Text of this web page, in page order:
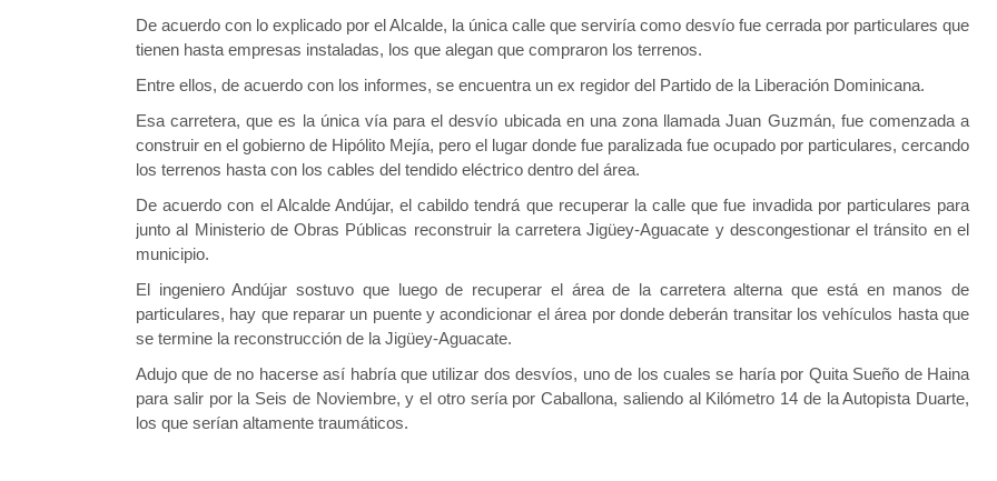
De acuerdo con lo explicado por el Alcalde, la única calle que serviría como desvío fue cerrada por particulares que
tienen hasta empresas instaladas, los que alegan que compraron los terrenos.
Entre ellos, de acuerdo con los informes, se encuentra un ex regidor del Partido de la Liberación Dominicana.
Esa carretera, que es la única vía para el desvío ubicada en una zona llamada Juan Guzmán, fue comenzada a
construir en el gobierno de Hipólito Mejía, pero el lugar donde fue paralizada fue ocupado por particulares, cercando
los terrenos hasta con los cables del tendido eléctrico dentro del área.
De acuerdo con el Alcalde Andújar, el cabildo tendrá que recuperar la calle que fue invadida por particulares para
junto al Ministerio de Obras Públicas reconstruir la carretera Jigüey-Aguacate y descongestionar el tránsito en el
municipio.
El ingeniero Andújar sostuvo que luego de recuperar el área de la carretera alterna que está en manos de
particulares, hay que reparar un puente y acondicionar el área por donde deberán transitar los vehículos hasta que
se termine la reconstrucción de la Jigüey-Aguacate.
Adujo que de no hacerse así habría que utilizar dos desvíos, uno de los cuales se haría por Quita Sueño de Haina
para salir por la Seis de Noviembre, y el otro sería por Caballona, saliendo al Kilómetro 14 de la Autopista Duarte,
los que serían altamente traumáticos.